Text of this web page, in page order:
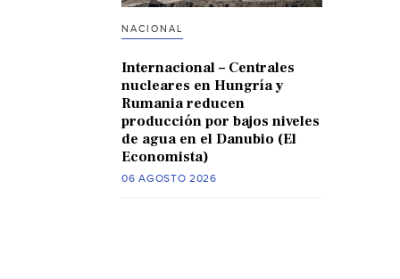
NACIONAL
Internacional – Centrales
nucleares en Hungría y
Rumania reducen
producción por bajos niveles
de agua en el Danubio (El
Economista)
06 AGOSTO 2026